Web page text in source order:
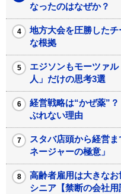
なったのはなぜか？
地方大会を圧勝した
な根拠
エジソンもモーツァ
人」だけの思考3選
経営戦略は“かぜ薬”
ぶれない理由
スタバ店頭から経営
ネージャーの極意」
高齢者雇用は大きな
シニア【禁断の会社用